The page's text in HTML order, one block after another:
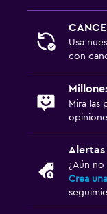
Usa
con
Mira las
¿Aún no
Crea